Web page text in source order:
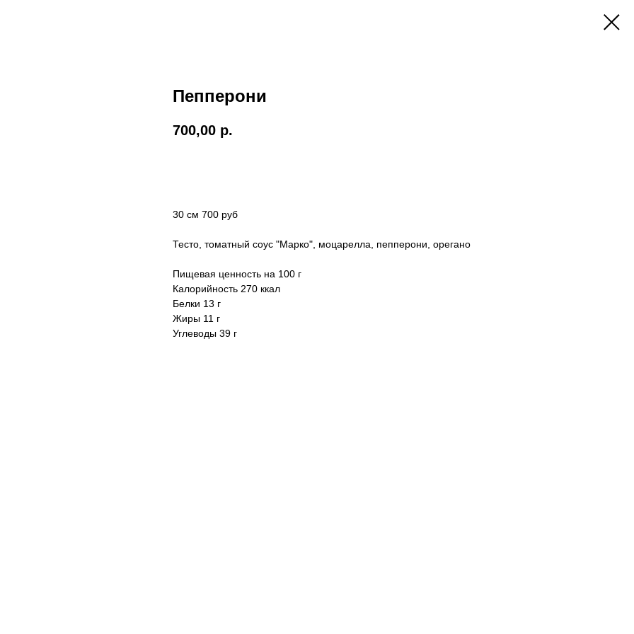
Пепперони
700,00 р.
30 см 700 руб
Тесто, томатный соус "Марко", моцарелла, пепперони, орегано
Пищевая ценность на 100 г
Калорийность 270 ккал
Белки 13 г
Жиры 11 г
Углеводы 39 г